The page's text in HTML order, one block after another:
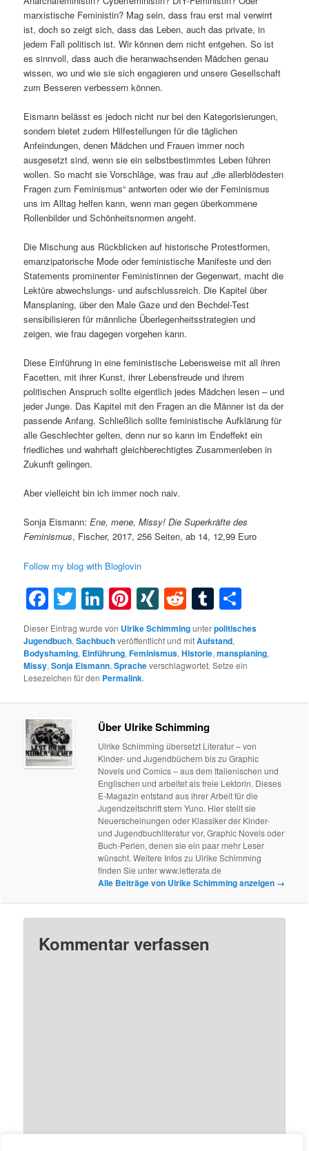
marxistische Feministin? Mag sein, dass frau erst mal verwirrt
ist, doch so zeigt sich, dass das Leben, auch das private, in
jedem Fall politisch ist. Wir können dem nicht entgehen. So ist
es sinnvoll, dass auch die heranwachsenden Mädchen genau
wissen, wo und wie sie sich engagieren und unsere Gesellschaft
zum Besseren verbessern können.
Eismann belässt es jedoch nicht nur bei den Kategorisierungen,
sondern bietet zudem Hilfestellungen für die täglichen
Anfeindungen, denen Mädchen und Frauen immer noch
ausgesetzt sind, wenn sie ein selbstbestimmtes Leben führen
wollen. So macht sie Vorschläge, was frau auf „die allerblödesten
Fragen zum Feminismus“ antworten oder wie der Feminismus
uns im Alltag helfen kann, wenn man gegen überkommene
Rollenbilder und Schönheitsnormen angeht.
Die Mischung aus Rückblicken auf historische Protestformen,
emanzipatorische Mode oder feministische Manifeste und den
Statements prominenter Feministinnen der Gegenwart, macht die
Lektüre abwechslungs- und aufschlussreich. Die Kapitel über
Mansplaning, über den Male Gaze und den Bechdel-Test
sensibilisieren für männliche Überlegenheitsstrategien und
zeigen, wie frau dagegen vorgehen kann.
Diese Einführung in eine feministische Lebensweise mit all ihren
Facetten, mit ihrer Kunst, ihrer Lebensfreude und ihrem
politischen Anspruch sollte eigentlich jedes Mädchen lesen – und
jeder Junge. Das Kapitel mit den Fragen an die Männer ist da der
passende Anfang. Schließlich sollte feministische Aufklärung für
alle Geschlechter gelten, denn nur so kann im Endeffekt ein
friedliches und wahrhaft gleichberechtigtes Zusammenleben in
Zukunft gelingen.
Aber vielleicht bin ich immer noch naiv.
Sonja Eismann:Ene, mene, Missy! Die Superkräfte des
Feminismus, Fischer, 2017, 256 Seiten, ab 14, 12,99 Euro
Follow my blog with Bloglovin
Facebook
Twitter
LinkedIn
Pinterest
XINGRedditTumblr
Dieser Eintrag wurde von Ulrike Schimmingunterpolitisches
Jugendbuch,Sachbuchveröffentlicht und mitAufstand,
Bodyshaming, Einführung,Feminismus,Historie,mansplaning,
Missy,Sonja Eismann,Spracheverschlagwortet. Setze ein
Lesezeichen für den Permalink.
Über Ulrike Schimming
Ulrike Schimming übersetzt Literatur – von
Kinder- und Jugendbüchern bis zu Graphic
Novels und Comics – aus dem Italienischen und
Englischen und arbeitet als freie Lektorin. Dieses
E-Magazin entstand aus ihrer Arbeit für die
Jugendzeitschrift stern Yuno. Hier stellt sie
Neuerscheinungen oder Klassiker der Kinder-
und Jugendbuchliteratur vor, Graphic Novels oder
Buch-Perlen, denen sie ein paar mehr Leser
wünscht. Weitere Infos zu Ulrike Schimming
finden Sie unter www.letterata.de
Alle Beiträge von Ulrike Schimming anzeigen →
Kommentar verfassen